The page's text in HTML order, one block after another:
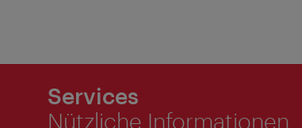
Services
Nützliche Informationen